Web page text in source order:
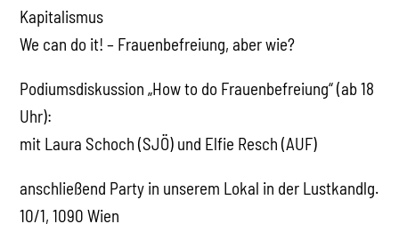
Kapitalismus
We can do it! – Frauenbefreiung, aber wie?
Podiumsdiskussion „How to do Frauenbefreiung“ (ab 18
Uhr):
mit Laura Schoch (SJÖ) und Elfie Resch (AUF)
anschließend Party in unserem Lokal in der Lustkandlg.
10/1, 1090 Wien